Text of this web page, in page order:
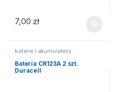
7,00 zł
baterie i akumulatory
Bateria CR123A 2 szt.
Duracell